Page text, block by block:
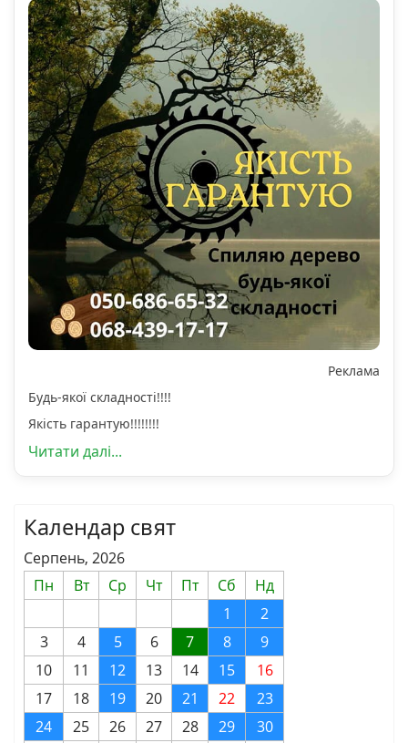
Реклама
Будь-якої складності!!!!
Якість гарантую!!!!!!!!
Читати далі...
Календар свят
Серпень, 2026
Пн
Вт Ср Чт Пт Сб
Нд
1
2
3
4 5 6 7 8
9
10
11 12 13 14 15
16
17
18 19 20 21 22
23
24
25 26 27 28 29
30